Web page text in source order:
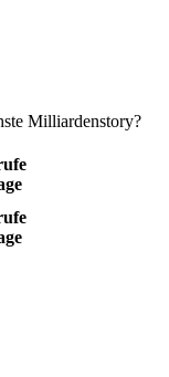
Milliardenstory?